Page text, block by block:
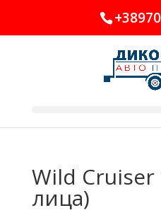
Wild Cruiser
лица)